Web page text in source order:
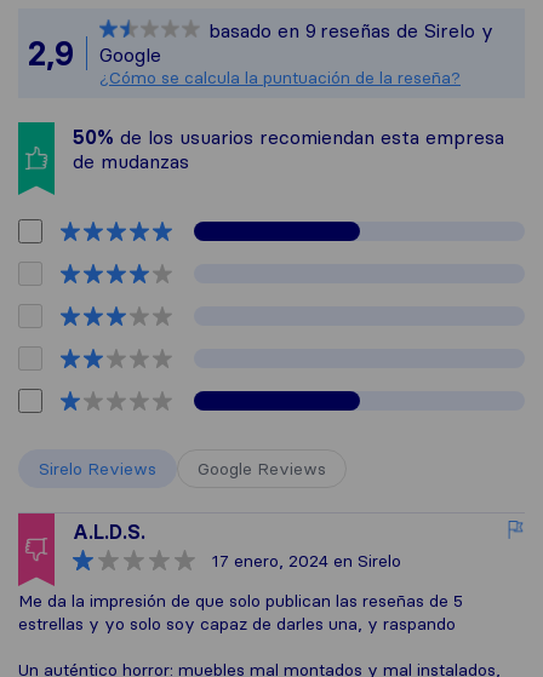
Todas las reseñas
2,9
basado en 9 reseñas de Sirelo y
Google
¿Cómo se calcula la puntuación de la reseña?
50% de los usuarios recomiendan esta empresa
de mudanzas
Sirelo Reviews Google Reviews
A.L.D.S.
17 enero, 2024 en Sirelo
Me da la impresión de que solo publican las reseñas de 5
estrellas y yo solo soy capaz de darles una, y raspando
Un auténtico horror: muebles mal montados y mal instalados,